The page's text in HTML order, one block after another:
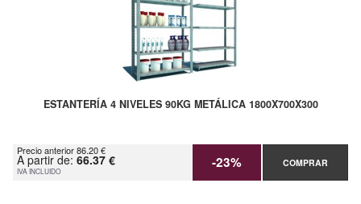
ESTANTERÍA 4 NIVELES 90KG METÁLICA 1800X700X300
Precio anterior 86.20 €
A partir de: 66.37 €
IVA INCLUIDO -23% COMPRAR